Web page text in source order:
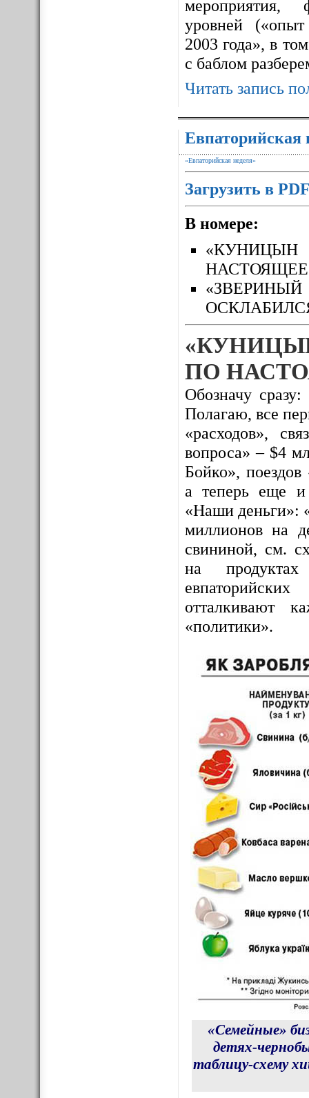
мероприятия,
уровней
2003 года», в
с баблом
Читать запись
Евпаторийская
«Евпаторийская неделя»
Загрузить в
В номере:
«КУНИЦЫН
ПО
Обозначу
Полагаю, все
«расходов»,
вопроса» – $4
Бойко»,
а теперь еще и
«Наши деньги»:
миллионов на
свининой, см.
на продуктах
отталкивают
«политики».
«Семейные»
детях-
таблицу-схему